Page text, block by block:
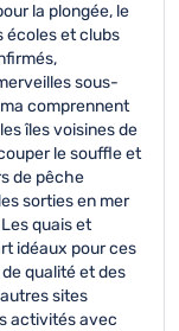
la plongée, le
écoles et clubs
sous-
comprennent
îles voisines de
le souffle et
de pêche
sorties en mer
quais et
idéaux pour ces
qualité et des
sites
activités avec